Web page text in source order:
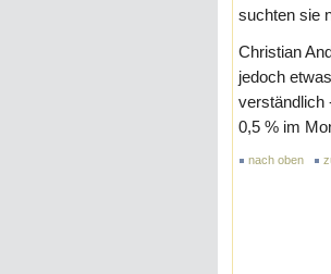
suchten sie
Christian
jedoch
verständlich
0,5 % im
nach oben